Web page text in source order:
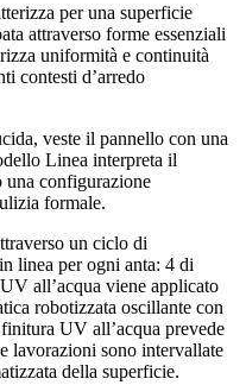
per una superficie
attraverso forme essenziali
uniformità e continuità
contesti d’arredo
veste il pannello con una
Linea interpreta il
una configurazione
formale.
un ciclo di
linea per ogni anta: 4 di
all’acqua viene applicato
robotizzata oscillante con
UV all’acqua prevede
lavorazioni sono intervallate
della superficie.